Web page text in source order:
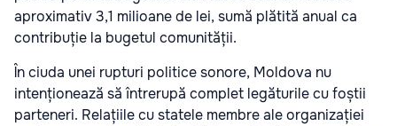
aproximativ 3,1 milioane de lei, sumă plătită anual ca
contribuție la bugetul comunității.
În ciuda unei rupturi politice sonore, Moldova nu
intenționează să întrerupă complet legăturile cu foștii
parteneri. Relațiile cu statele membre ale organizației